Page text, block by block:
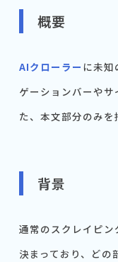
概要
AIクローラー に未知
ゲーションバーや
た、本文部分のみを
背景
通常のスクレイピ
決まっており、どの